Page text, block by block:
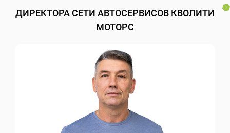
ДИРЕКТОРА СЕТИ АВТОСЕРВИСОВ КВОЛИТИ
МОТОРС